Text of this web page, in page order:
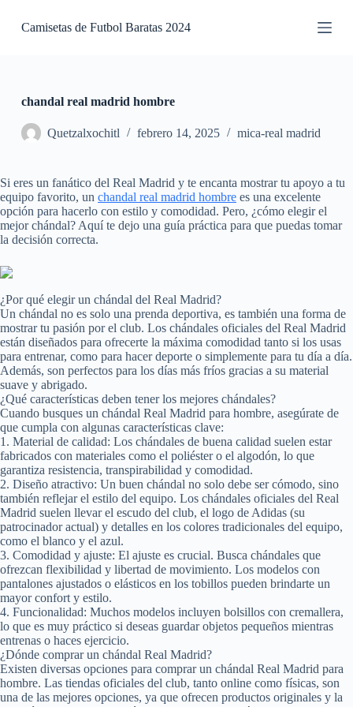
e
n
i
d
o
Camisetas de Futbol Baratas 2024
chandal real madrid hombre
Quetzalxochitl febrero 14, 2025 mica-real madrid
Si eres un fanático del Real Madrid y te encanta mostrar tu apoyo a tu
equipo favorito, un chandal real madrid hombre es una excelente
opción para hacerlo con estilo y comodidad. Pero, ¿cómo elegir el
mejor chándal? Aquí te dejo una guía práctica para que puedas tomar
la decisión correcta.
¿Por qué elegir un chándal del Real Madrid?
Un chándal no es solo una prenda deportiva, es también una forma de
mostrar tu pasión por el club. Los chándales oficiales del Real Madrid
están diseñados para ofrecerte la máxima comodidad tanto si los usas
para entrenar, como para hacer deporte o simplemente para tu día a día.
Además, son perfectos para los días más fríos gracias a su material
suave y abrigado.
¿Qué características deben tener los mejores chándales?
Cuando busques un chándal Real Madrid para hombre, asegúrate de
que cumpla con algunas características clave:
1. Material de calidad: Los chándales de buena calidad suelen estar
fabricados con materiales como el poliéster o el algodón, lo que
garantiza resistencia, transpirabilidad y comodidad.
2. Diseño atractivo: Un buen chándal no solo debe ser cómodo, sino
también reflejar el estilo del equipo. Los chándales oficiales del Real
Madrid suelen llevar el escudo del club, el logo de Adidas (su
patrocinador actual) y detalles en los colores tradicionales del equipo,
como el blanco y el azul.
3. Comodidad y ajuste: El ajuste es crucial. Busca chándales que
ofrezcan flexibilidad y libertad de movimiento. Los modelos con
pantalones ajustados o elásticos en los tobillos pueden brindarte un
mayor confort y estilo.
4. Funcionalidad: Muchos modelos incluyen bolsillos con cremallera,
lo que es muy práctico si deseas guardar objetos pequeños mientras
entrenas o haces ejercicio.
¿Dónde comprar un chándal Real Madrid?
Existen diversas opciones para comprar un chándal Real Madrid para
hombre. Las tiendas oficiales del club, tanto online como físicas, son
una de las mejores opciones, ya que ofrecen productos originales y la